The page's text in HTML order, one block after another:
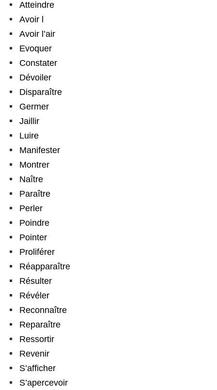
Atteindre
Avoir l
Avoir l’air
Evoquer
Constater
Dévoiler
Disparaître
Germer
Jaillir
Luire
Manifester
Montrer
Naître
Paraître
Perler
Poindre
Pointer
Proliférer
Réapparaître
Résulter
Révéler
Reconnaître
Reparaître
Ressortir
Revenir
S’afficher
S’apercevoir